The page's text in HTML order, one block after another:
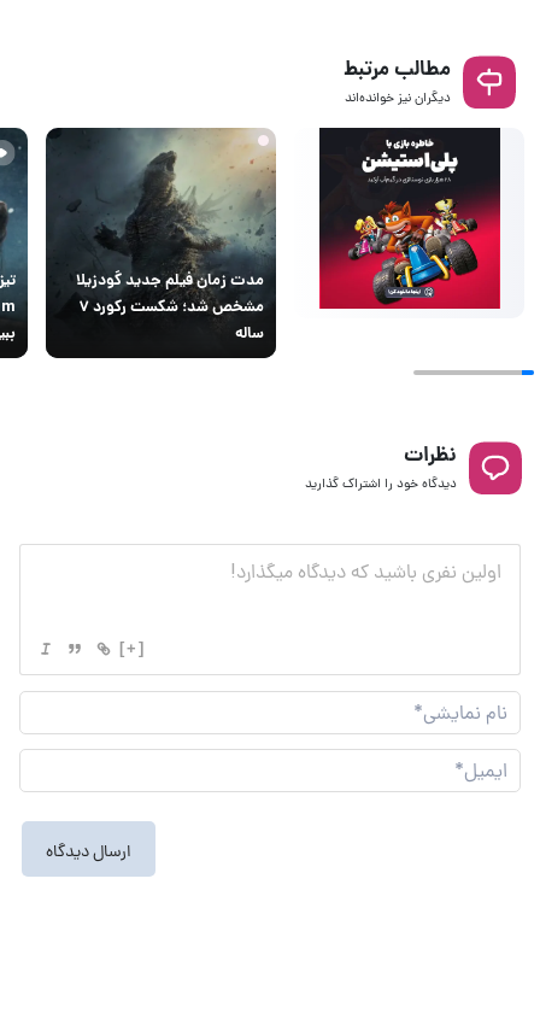
مطالب مرتبط
دیگران نیز خوانده‌اند
مدت زمان فیلم جدید گودزیلا
مشخص شد؛ شکست رکورد ۷
ساله
نظرات
دیدگاه خود را اشتراک گذارید
[+]
نام